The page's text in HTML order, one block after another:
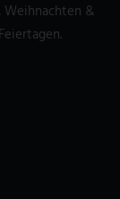
Weihnachten &